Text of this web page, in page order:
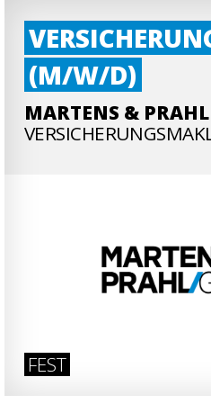
(M/W/D)
MARTENS &
FEST